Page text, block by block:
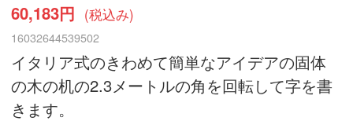
60,183円 (税込み)
16032644539502
イタリア式のきわめて簡単なアイデアの固体
の木の机の2.3メートルの角を回転して字を書
きます。